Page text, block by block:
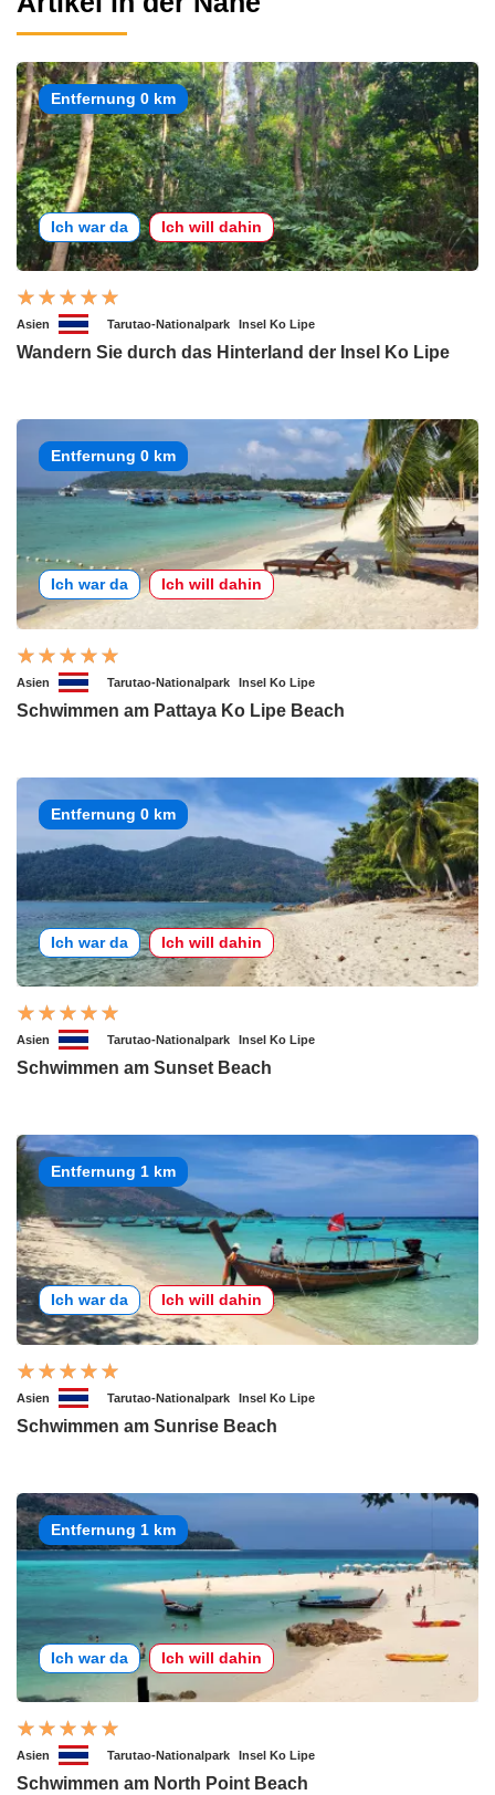
Entfernung 0 km
Ich war da Ich will dahin
Asien Tarutao-Nationalpark Insel Ko Lipe
Wandern Sie durch das Hinterland der Insel Ko Lipe
Entfernung 0 km
Ich war da Ich will dahin
Asien Tarutao-Nationalpark Insel Ko Lipe
Schwimmen am Pattaya Ko Lipe Beach
Entfernung 0 km
Ich war da Ich will dahin
Asien Tarutao-Nationalpark Insel Ko Lipe
Schwimmen am Sunset Beach
Entfernung 1 km
Ich war da Ich will dahin
Asien Tarutao-Nationalpark Insel Ko Lipe
Schwimmen am Sunrise Beach
Entfernung 1 km
Ich war da Ich will dahin
Asien Tarutao-Nationalpark Insel Ko Lipe
Schwimmen am North Point Beach